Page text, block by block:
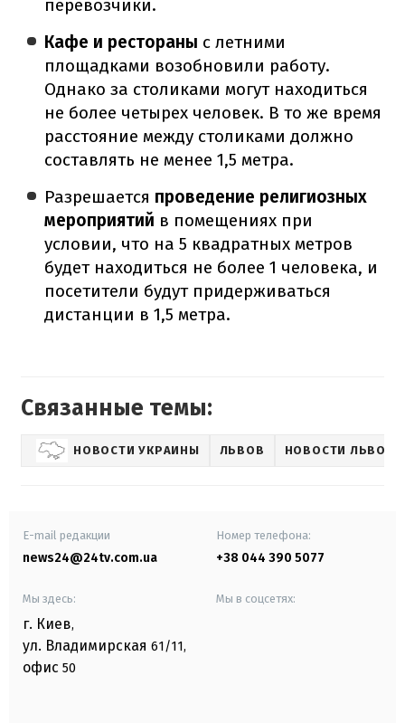
перевозчики.
Кафе и рестораны с летними
площадками возобновили работу.
Однако за столиками могут находиться
не более четырех человек. В то же время
расстояние между столиками должно
составлять не менее 1,5 метра.
Разрешается проведение религиозных
мероприятий в помещениях при
условии, что на 5 квадратных метров
будет находиться не более 1 человека, и
посетители будут придерживаться
дистанции в 1,5 метра.
Связанные темы:
НОВОСТИ УКРАИНЫ ЛЬВОВ НОВОСТИ ЛЬВОВА
E-mail редакции
news24@24tv.com.ua
Номер телефона:
+38 044 390 5077
Мы здесь:
г. Киев,
ул. Владимирская 61/11,
офис 50
Мы в соцсетях: